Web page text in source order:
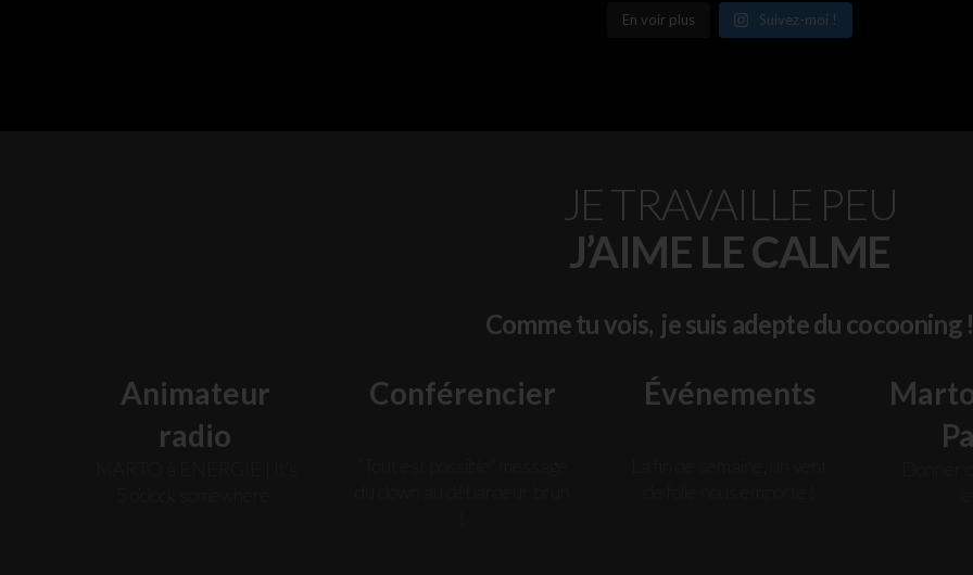
En voir plus Suivez-moi !
JE TRAVAILLE PEU
J’AIME LE CALME
Comme tu vois, je suis adepte du cocooning !
Animateur
radio
Conférencier
"Tout est possible" message
Événements